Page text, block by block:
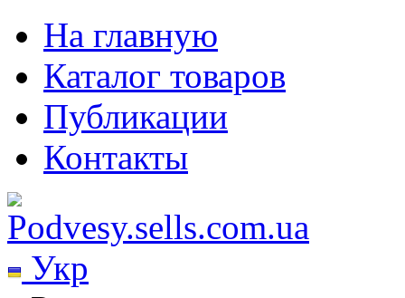
На главную
Каталог товаров
Публикации
Контакты
Укр